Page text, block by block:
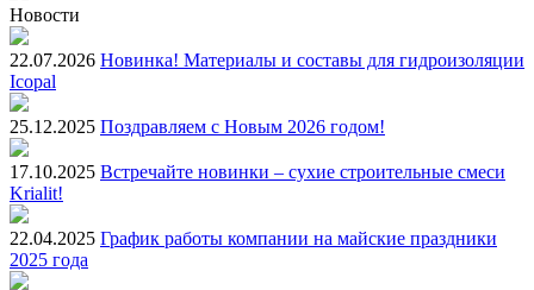
Новости
22.07.2026 Новинка! Материалы и составы для гидроизоляции
Icopal
25.12.2025 Поздравляем с Новым 2026 годом!
17.10.2025 Встречайте новинки – сухие строительные смеси
Krialit!
22.04.2025 График работы компании на майские праздники
2025 года